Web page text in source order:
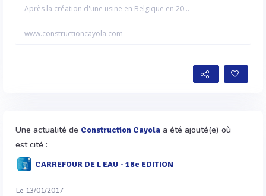
Après la création d'une usine en Belgique en 20...
www.constructioncayola.com
Une actualité de Construction Cayola a été ajouté(e) où
est cité :
CARREFOUR DE L EAU - 18e EDITION
Le 13/01/2017